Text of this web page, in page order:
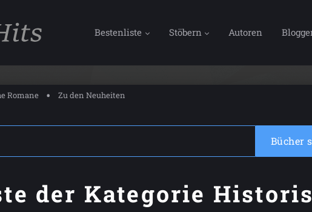
Bestenliste Stöbern Autoren
Romane Zu den Neuheiten
Bücher
der Kategorie